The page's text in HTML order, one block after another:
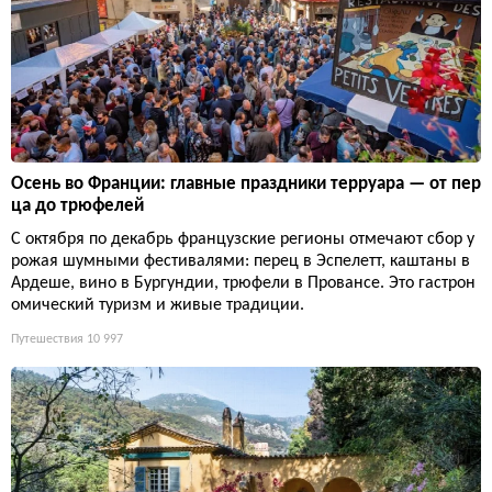
Осень во Франции: главные праздники терруара — от пер
ца до трюфелей
С октября по декабрь французские регионы отмечают сбор у
рожая шумными фестивалями: перец в Эспелетт, каштаны в
Ардеше, вино в Бургундии, трюфели в Провансе. Это гастрон
омический туризм и живые традиции.
Путешествия 10 997